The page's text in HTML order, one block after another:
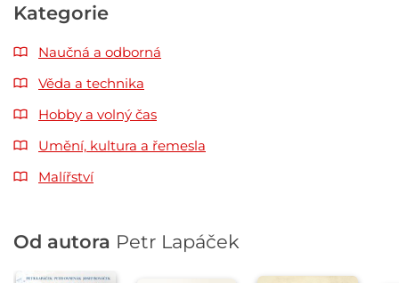
Kategorie
Naučná a odborná
Věda a technika
Hobby a volný čas
Umění, kultura a řemesla
Malířství
Od autora Petr Lapáček